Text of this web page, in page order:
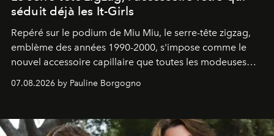
séduit déjà les It-Girls
Repéré sur le podium de Miu Miu, le serre-tête zigzag,
emblème des années 1990-2000, s'impose comme le
nouvel accessoire capillaire que toutes les modeuses
s'arrachent déjà.
07.08.2026 by Pauline Borgogno